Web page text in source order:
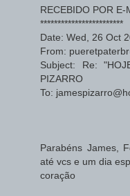
RECEBIDO POR E-
************************
Date: Wed, 26 Oct
From:
Subject: Re:
PIZARRO
To:
Parabéns James,
até vcs e um dia
coração